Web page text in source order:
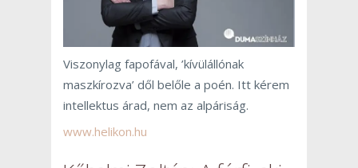
Viszonylag fapofával, ’kívülállónak
maszkírozva’ dől belőle a poén. Itt kérem
intellektus árad, nem az alpáriság.
www.helikon.hu